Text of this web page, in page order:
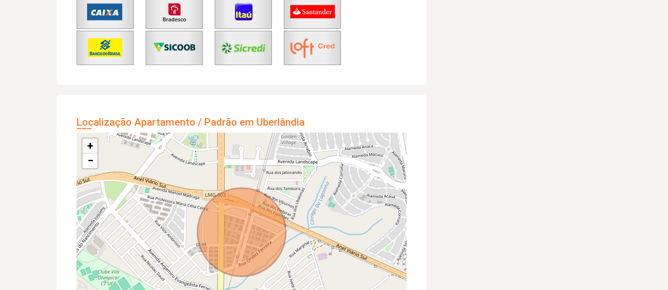
Localização Apartamento / Padrão em Uberlândia
+
−